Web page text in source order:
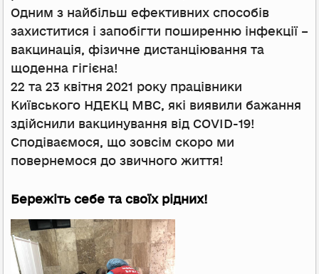
Одним з найбільш ефективних способів
захиститися і запобігти поширенню інфекції –
вакцинація, фізичне дистанціювання та
щоденна гігієна!
22 та 23 квітня 2021 року працівники
Київського НДЕКЦ МВС, які виявили бажання
здійснили вакцинування від COVID-19!
Сподіваємося, що зовсім скоро ми
повернемося до звичного життя!
Бережіть себе та своїх рідних!